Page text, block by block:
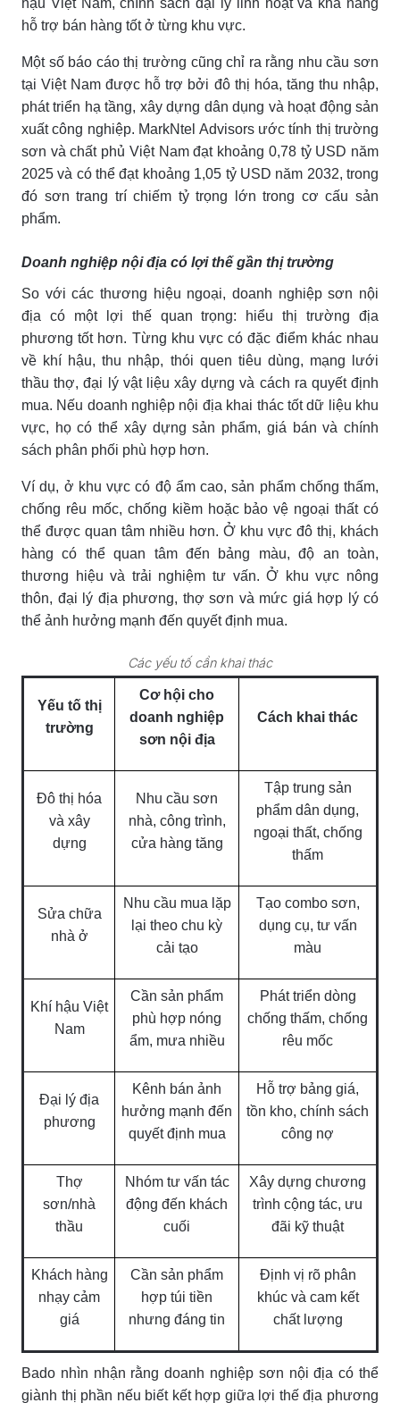
hỗ trợ bán hàng tốt ở từng khu vực.
Một số báo cáo thị trường cũng chỉ ra rằng nhu cầu sơn
tại Việt Nam được hỗ trợ bởi đô thị hóa, tăng thu nhập,
phát triển hạ tầng, xây dựng dân dụng và hoạt động sản
xuất công nghiệp. MarkNtel Advisors ước tính thị trường
sơn và chất phủ Việt Nam đạt khoảng 0,78 tỷ USD năm
2025 và có thể đạt khoảng 1,05 tỷ USD năm 2032, trong
đó sơn trang trí chiếm tỷ trọng lớn trong cơ cấu sản
phẩm.
Doanh nghiệp nội địa có lợi thế gần thị trường
So với các thương hiệu ngoại, doanh nghiệp sơn nội
địa có một lợi thế quan trọng: hiểu thị trường địa
phương tốt hơn. Từng khu vực có đặc điểm khác nhau
về khí hậu, thu nhập, thói quen tiêu dùng, mạng lưới
thầu thợ, đại lý vật liệu xây dựng và cách ra quyết định
mua. Nếu doanh nghiệp nội địa khai thác tốt dữ liệu khu
vực, họ có thể xây dựng sản phẩm, giá bán và chính
sách phân phối phù hợp hơn.
Ví dụ, ở khu vực có độ ẩm cao, sản phẩm chống thấm,
chống rêu mốc, chống kiềm hoặc bảo vệ ngoại thất có
thể được quan tâm nhiều hơn. Ở khu vực đô thị, khách
hàng có thể quan tâm đến bảng màu, độ an toàn,
thương hiệu và trải nghiệm tư vấn. Ở khu vực nông
thôn, đại lý địa phương, thợ sơn và mức giá hợp lý có
thể ảnh hưởng mạnh đến quyết định mua.
Các yếu tố cần khai thác
Yếu tố thị
trường
Cơ hội cho
doanh nghiệp
sơn nội địa
Cách khai thác
Đô thị hóa
và xây
dựng
Nhu cầu sơn
nhà, công trình,
cửa hàng tăng
Tập trung sản
phẩm dân dụng,
ngoại thất, chống
thấm
Sửa chữa
nhà ở
Nhu cầu mua lặp
lại theo chu kỳ
cải tạo
Tạo combo sơn,
dụng cụ, tư vấn
màu
Khí hậu Việt
Nam
Cần sản phẩm
phù hợp nóng
ẩm, mưa nhiều
Phát triển dòng
chống thấm, chống
rêu mốc
Đại lý địa
phương
Kênh bán ảnh
hưởng mạnh đến
quyết định mua
Hỗ trợ bảng giá,
tồn kho, chính sách
công nợ
Thợ
sơn/nhà
thầu
Nhóm tư vấn tác
động đến khách
cuối
Xây dựng chương
trình cộng tác, ưu
đãi kỹ thuật
Khách hàng
nhạy cảm
giá
Cần sản phẩm
hợp túi tiền
nhưng đáng tin
Định vị rõ phân
khúc và cam kết
chất lượng
Bado nhìn nhận rằng doanh nghiệp sơn nội địa có thể
giành thị phần nếu biết kết hợp giữa lợi thế địa phương